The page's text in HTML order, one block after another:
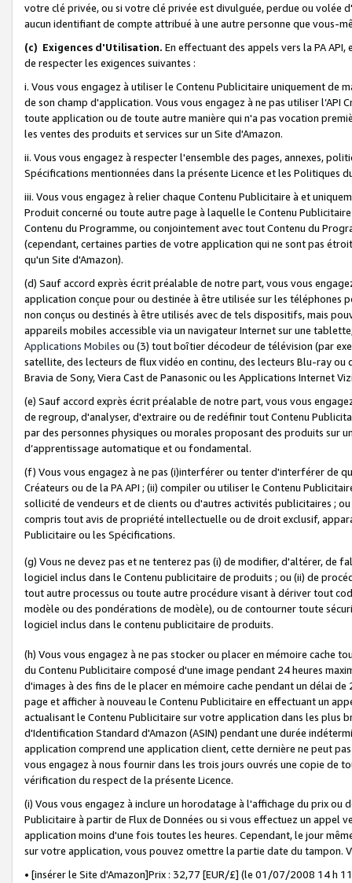
votre clé privée, ou si votre clé privée est divulguée, perdue ou volée
aucun identifiant de compte attribué à une autre personne que vous-
(c) Exigences d'Utilisation. En effectuant des appels vers la PA
de respecter les exigences suivantes :
i. Vous vous engagez à utiliser le Contenu Publicitaire uniquement de
de son champ d'application. Vous vous engagez à ne pas utiliser l’API
toute application ou de toute autre manière qui n'a pas vocation
les ventes des produits et services sur un Site d'Amazon.
ii. Vous vous engagez à respecter l'ensemble des pages, annexes,
Spécifications mentionnées dans la présente Licence et les Politiques
iii. Vous vous engagez à relier chaque Contenu Publicitaire à et
Produit concerné ou toute autre page à laquelle le Contenu
Contenu du Programme, ou conjointement avec tout Contenu du
(cependant, certaines parties de votre application qui ne sont pas
qu'un Site d'Amazon).
(d) Sauf accord exprès écrit préalable de notre part, vous vous
application conçue pour ou destinée à être utilisée sur les téléphones
non conçus ou destinés à être utilisés avec de tels dispositifs, mais
appareils mobiles accessible via un navigateur Internet sur une
Applications Mobiles ou (3) tout boîtier décodeur de télévision (par
satellite, des lecteurs de flux vidéo en continu, des lecteurs Blu-ray
Bravia de Sony, Viera Cast de Panasonic ou les Applications Internet
(e) Sauf accord exprès écrit préalable de notre part, vous vous
de regroup, d'analyser, d'extraire ou de redéfinir tout Contenu
par des personnes physiques ou morales proposant des produits sur
d’apprentissage automatique et ou fondamental.
(f) Vous vous engagez à ne pas (i)interférer ou tenter d'interférer de
Créateurs ou de la PA API ; (ii) compiler ou utiliser le Contenu
sollicité de vendeurs et de clients ou d'autres activités publicitaires ;
compris tout avis de propriété intellectuelle ou de droit exclusif,
Publicitaire ou les Spécifications.
(g) Vous ne devez pas et ne tenterez pas (i) de modifier, d'altérer, de
logiciel inclus dans le Contenu publicitaire de produits ; ou (ii) de
tout autre processus ou toute autre procédure visant à dériver tout
modèle ou des pondérations de modèle), ou de contourner toute
logiciel inclus dans le contenu publicitaire de produits.
(h) Vous vous engagez à ne pas stocker ou placer en mémoire cache
du Contenu Publicitaire composé d'une image pendant 24 heures
d'images à des fins de le placer en mémoire cache pendant un délai
page et afficher à nouveau le Contenu Publicitaire en effectuant un
actualisant le Contenu Publicitaire sur votre application dans les plus
d'Identification Standard d'Amazon (ASIN) pendant une durée
application comprend une application client, cette dernière ne peut
vous engagez à nous fournir dans les trois jours ouvrés une copie de
vérification du respect de la présente Licence.
(i) Vous vous engagez à inclure un horodatage à l'affichage du prix
Publicitaire à partir de Flux de Données ou si vous effectuez un appel
application moins d'une fois toutes les heures. Cependant, le jour
sur votre application, vous pouvez omettre la partie date du tampon.
• [insérer le Site d'Amazon]Prix : 32,77 [EUR/£] (le 01/07/2008 14 h